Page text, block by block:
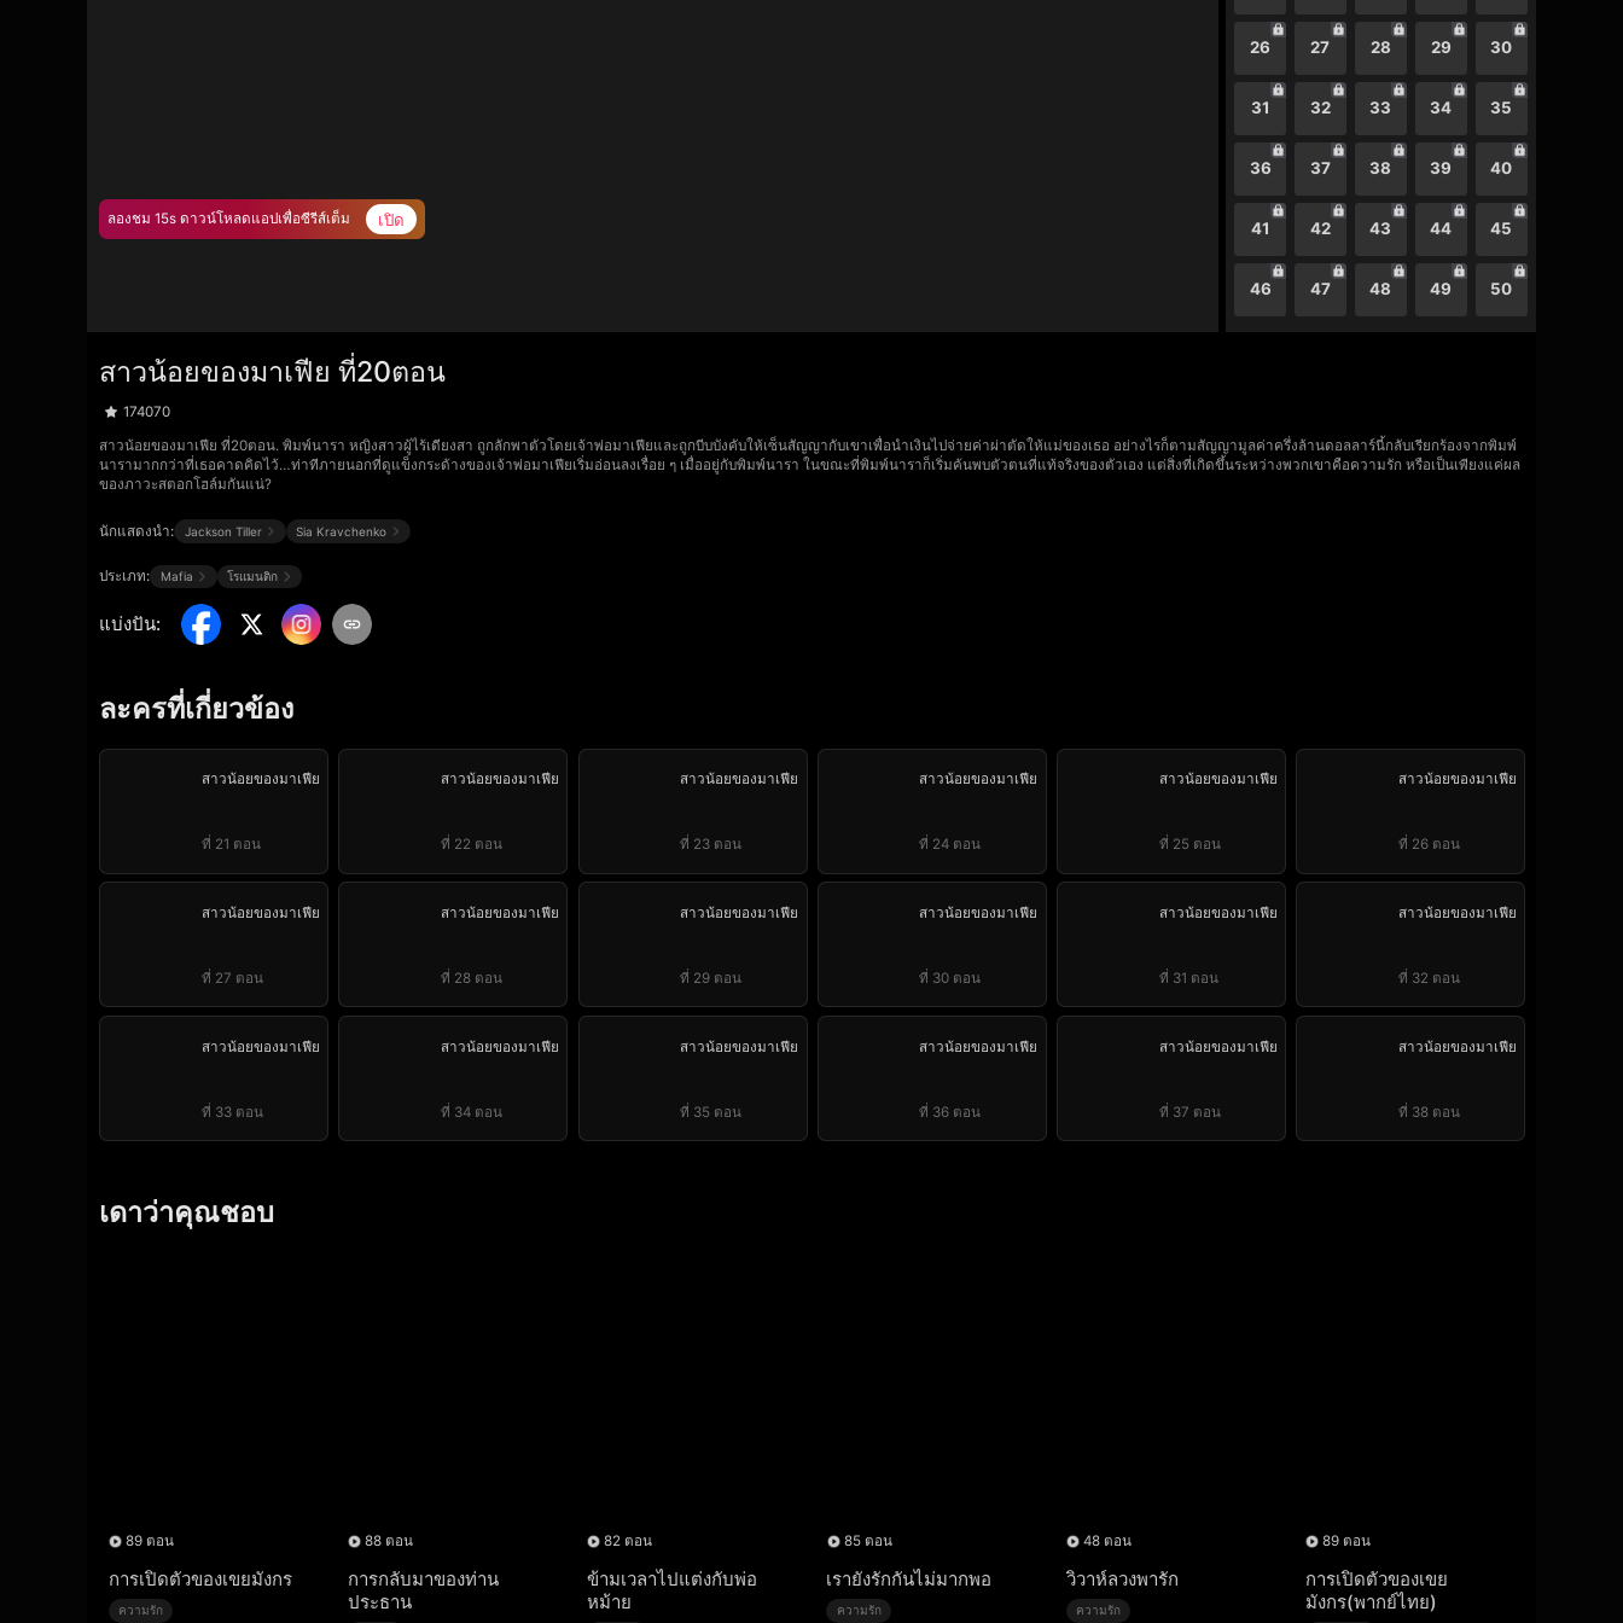
ลองชม 15s ดาวน์โหลดแอปเพื่อซีรีส์เต็ม เปิด
26 27 28 29 30
31 32 33 34 35
36 37 38 39 40
41 42 43 44 45
46 47 48 49 50
สาวน้อยของมาเฟีย ที่20ตอน
174070
สาวน้อยของมาเฟีย ที่20ตอน. พิมพ์นารา หญิงสาวผู้ไร้เดียงสา ถูกลักพาตัวโดยเจ้าพ่อมาเฟียและถูกบีบบังคับให้เซ็นสัญญากับเขาเพื่อนำเงินไปจ่ายค่าผ่าตัดให้แม่ของเธอ อย่างไรก็ตามสัญญามูลค่าครึ่งล้านดอลลาร์นี้กลับเรียกร้องจากพิมพ์
นารามากกว่าที่เธอคาดคิดไว้…ท่าทีภายนอกที่ดูแข็งกระด้างของเจ้าพ่อมาเฟียเริ่มอ่อนลงเรื่อย ๆ เมื่ออยู่กับพิมพ์นารา ในขณะที่พิมพ์นาราก็เริ่มค้นพบตัวตนที่แท้จริงของตัวเอง แต่สิ่งที่เกิดขึ้นระหว่างพวกเขาคือความรัก หรือเป็นเพียงแค่ผล
ของภาวะสตอกโฮล์มกันแน่?
นักแสดงนำ: Jackson Tiller Sia Kravchenko
ประเภท: Mafia โรแมนติก
แบ่งปัน:
ละครที่เกี่ยวข้อง
สาวน้อยของมาเฟีย
ที่ 21 ตอน
สาวน้อยของมาเฟีย
ที่ 22 ตอน
สาวน้อยของมาเฟีย
ที่ 23 ตอน
สาวน้อยของมาเฟีย
ที่ 24 ตอน
สาวน้อยของมาเฟีย
ที่ 25 ตอน
สาวน้อยของมาเฟีย
ที่ 26 ตอน
สาวน้อยของมาเฟีย
ที่ 27 ตอน
สาวน้อยของมาเฟีย
ที่ 28 ตอน
สาวน้อยของมาเฟีย
ที่ 29 ตอน
สาวน้อยของมาเฟีย
ที่ 30 ตอน
สาวน้อยของมาเฟีย
ที่ 31 ตอน
สาวน้อยของมาเฟีย
ที่ 32 ตอน
สาวน้อยของมาเฟีย
ที่ 33 ตอน
สาวน้อยของมาเฟีย
ที่ 34 ตอน
สาวน้อยของมาเฟีย
ที่ 35 ตอน
สาวน้อยของมาเฟีย
ที่ 36 ตอน
สาวน้อยของมาเฟีย
ที่ 37 ตอน
สาวน้อยของมาเฟีย
ที่ 38 ตอน
เดาว่าคุณชอบ
89 ตอน
การเปิดตัวของเขยมังกร
ความรัก
88 ตอน
การกลับมาของท่าน
ประธาน
82 ตอน
ข้ามเวลาไปแต่งกับพ่อ
หม้าย
85 ตอน
เรายังรักกันไม่มากพอ
ความรัก
48 ตอน
วิวาห์ลวงพารัก
ความรัก
89 ตอน
การเปิดตัวของเขย
มังกร(พากย์ไทย)